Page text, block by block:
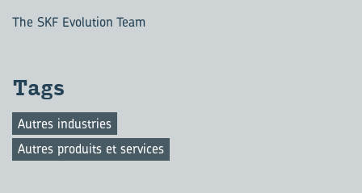
The SKF Evolution Team
Tags
Autres industries
Autres produits et services